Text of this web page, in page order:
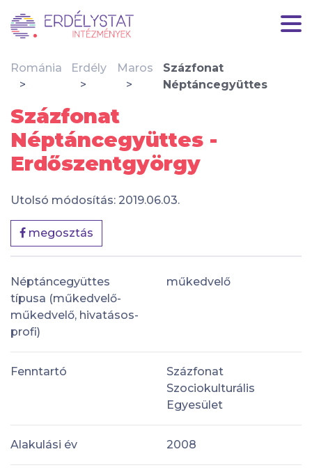
Románia Erdély Maros
Százfonat
Néptáncegyüttes
Százfonat
Néptáncegyüttes -
Erdőszentgyörgy
Utolsó módosítás: 2019.06.03.
megosztás
Néptáncegyüttes
típusa (műkedvelő-
műkedvelő, hivatásos-
profi)
műkedvelő
Fenntartó
Százfonat
Szociokulturális
Egyesület
Alakulási év 2008